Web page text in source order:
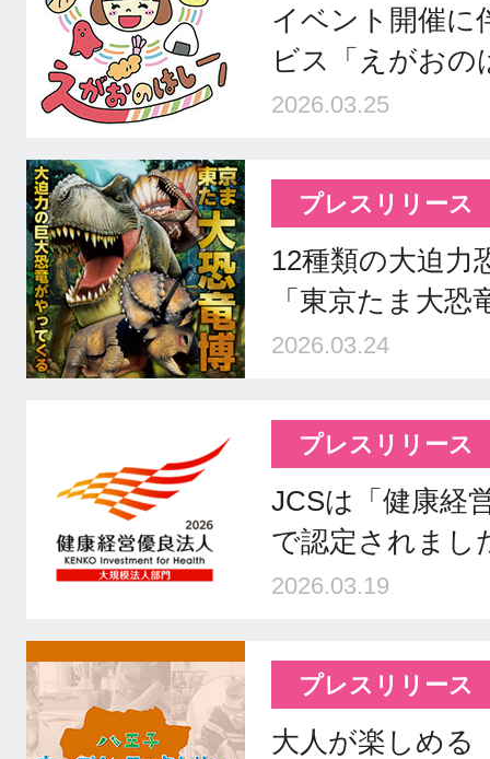
イベント開催に
ビス「えがお
2026.03.25
プレスリリース
12種類の大迫力
「東京たま大恐
2026.03.24
プレスリリース
JCSは「健康経
で認定されまし
2026.03.19
プレスリリース
大人が楽しめる